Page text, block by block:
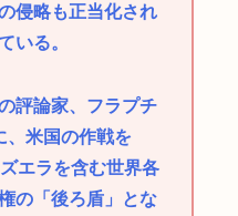
侵略も正当化され
いる。
評論家、フラプチ
、米国の作戦を
エラを含む世界各
の「後ろ盾」とな